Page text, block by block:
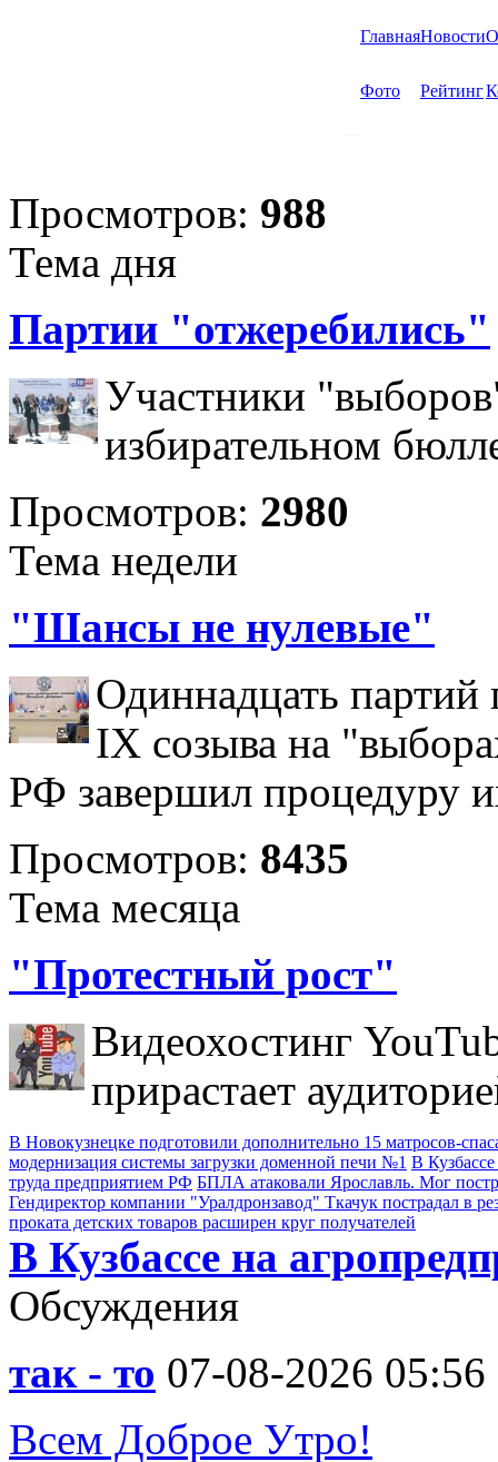
ГлавнаяНовости
Фото Рейтинг
Просмотров: 988
Тема дня
Партии "отжеребились"
Участники
избирательном
Просмотров: 2980
Тема недели
"Шансы не нулевые"
Одиннадцать партий
IX созыва на
РФ завершил процедуру
Просмотров: 8435
Тема месяца
"Протестный рост"
Видеохостинг
прирастает
В Новокузнецке подготовили дополнительно 15 матросов-
модернизация системы загрузки доменной печи №1 В
труда предприятием РФ БПЛА атаковали Ярославль. Мог
Гендиректор компании "Уралдронзавод" Ткачук пострадал в
проката детских товаров расширен круг получателей
В Кузбассе на
Обсуждения
так - то 07-08-2026 05:56
Всем Доброе Утро!